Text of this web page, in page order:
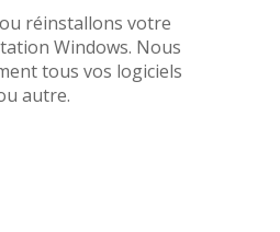
réinstallons votre
Windows. Nous
tous vos logiciels
autre.